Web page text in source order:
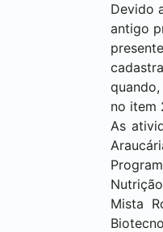
Devido
antigo
no item
As
Mista